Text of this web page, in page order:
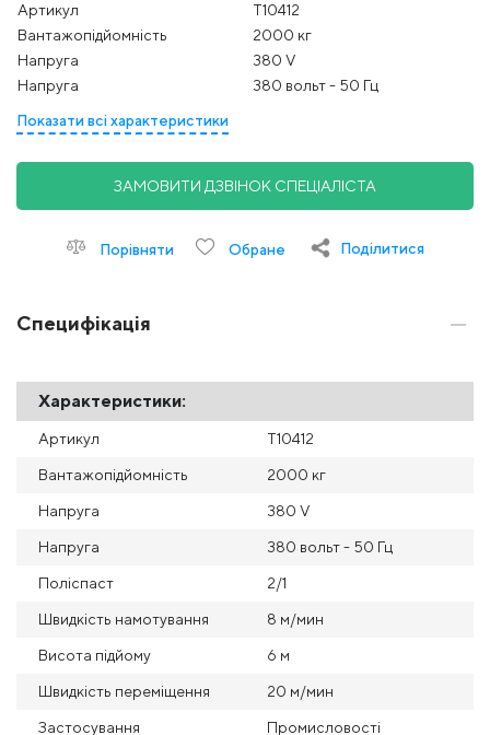
Артикул
Т10412
Вантажопідйомність
2000 кг
Напруга
380 V
Напруга
380 вольт - 50 Гц
Показати всі характеристики
ЗАМОВИТИ ДЗВІНОК СПЕЦІАЛІСТА
Порівняти Обране Поділитися
Специфікація
Характеристики:
Артикул Т10412
Вантажопідйомність 2000 кг
Напруга 380 V
Напруга 380 вольт - 50 Гц
Поліспаст 2/1
Швидкість намотування 8 м/мин
Висота підйому 6 м
Швидкість переміщення 20 м/мин
Застосування Промисловості